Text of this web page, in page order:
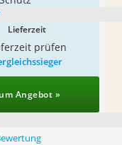
Lieferzeit
prüfen
Angebot »